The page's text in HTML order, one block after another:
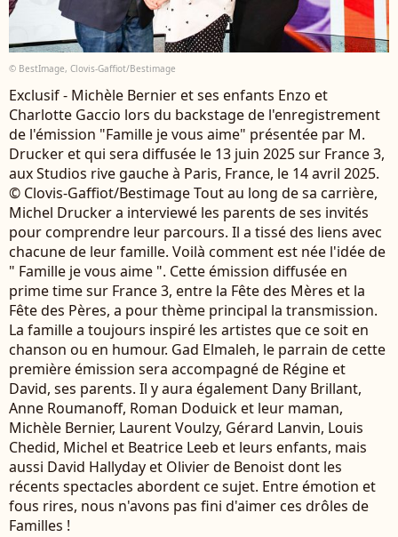
© BestImage, Clovis-Gaffiot/Bestimage
Exclusif - Michèle Bernier et ses enfants Enzo et
Charlotte Gaccio lors du backstage de l'enregistrement
de l'émission "Famille je vous aime" présentée par M.
Drucker et qui sera diffusée le 13 juin 2025 sur France 3,
aux Studios rive gauche à Paris, France, le 14 avril 2025.
© Clovis-Gaffiot/Bestimage Tout au long de sa carrière,
Michel Drucker a interviewé les parents de ses invités
pour comprendre leur parcours. Il a tissé des liens avec
chacune de leur famille. Voilà comment est née l'idée de
" Famille je vous aime ". Cette émission diffusée en
prime time sur France 3, entre la Fête des Mères et la
Fête des Pères, a pour thème principal la transmission.
La famille a toujours inspiré les artistes que ce soit en
chanson ou en humour. Gad Elmaleh, le parrain de cette
première émission sera accompagné de Régine et
David, ses parents. Il y aura également Dany Brillant,
Anne Roumanoff, Roman Doduick et leur maman,
Michèle Bernier, Laurent Voulzy, Gérard Lanvin, Louis
Chedid, Michel et Beatrice Leeb et leurs enfants, mais
aussi David Hallyday et Olivier de Benoist dont les
récents spectacles abordent ce sujet. Entre émotion et
fous rires, nous n'avons pas fini d'aimer ces drôles de
Familles !